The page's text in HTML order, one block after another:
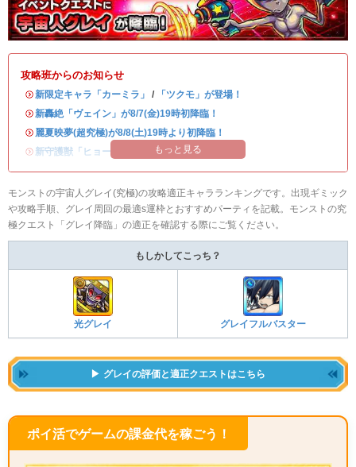
攻略班からのお知らせ
・新限定キャラ「カーミラ」 /
「ツクモ」が登場！
・新轟絶「ヴェイン」が8/7(金)19時初降臨！
・ 麗夏映夢(超究極)が8/8(土)19時より初降臨！
・ 新守護獣「ヒョーたん」が登場！もっと見る
モンストの宇宙人グレイ(究極)の攻略適正キャラランキングです。出現ギミック
や攻略手順、グレイ周回の最適s運枠とおすすめパーティを記載。モンストの究
極クエスト「グレイ降臨」の適正を確認する際にご覧ください。
もしかしてこっち？
光グレイ グレイフルバスター
グレイの評価と適正クエストはこちら
ポイ活でゲームの課金代を稼ごう！